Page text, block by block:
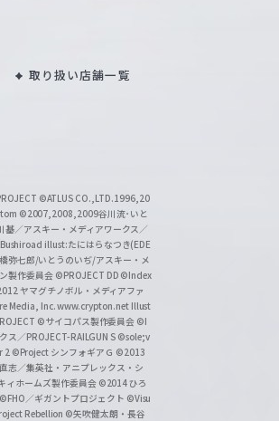
取り扱い店舗一覧
©ATLUS CO.,LTD.1996,20
©2007,2008,2009谷川流･いと
基／アスキー・メディアワークス／
illust:たにはらなつき(EDE
弥七郎/いとうのいぢ/アスキー・メ
製作委員会 ©PROJECT DD ©Index
ヤマグチノボル・メディアファ
Media, Inc. www.crypton.net Illust
©サイコパス製作委員会 ©I
ス／PROJECT-RAILGUN S ©sole;v
2 ©Project シンフォギアＧ ©2013
志／集英社・アニプレックス・シ
ィホームズ製作委員会 ©2014 ひろ
©FHO／ギガントプロジェクト ©Visu
Rebellion ©矢吹健太朗・長谷